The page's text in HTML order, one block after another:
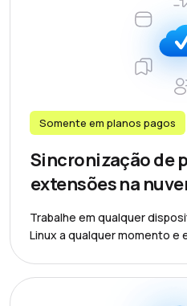
Somente em planos pagos
Sincronização de
extensões na
Trabalhe em qualquer
Linux a qualquer momento e